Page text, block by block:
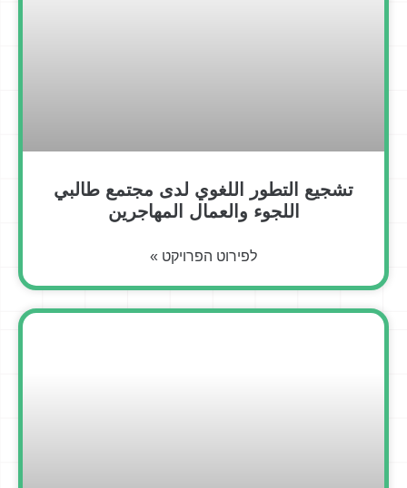
تشجيع التطور اللغوي لدى مجتمع طالبي
اللجوء والعمال المهاجرين
לפירוט הפרויקט »